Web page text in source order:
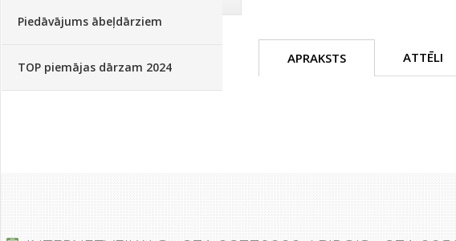
Piedāvājums ābeļdārziem
TOP piemājas dārzam 2024
APRAKSTS ATTĒLI